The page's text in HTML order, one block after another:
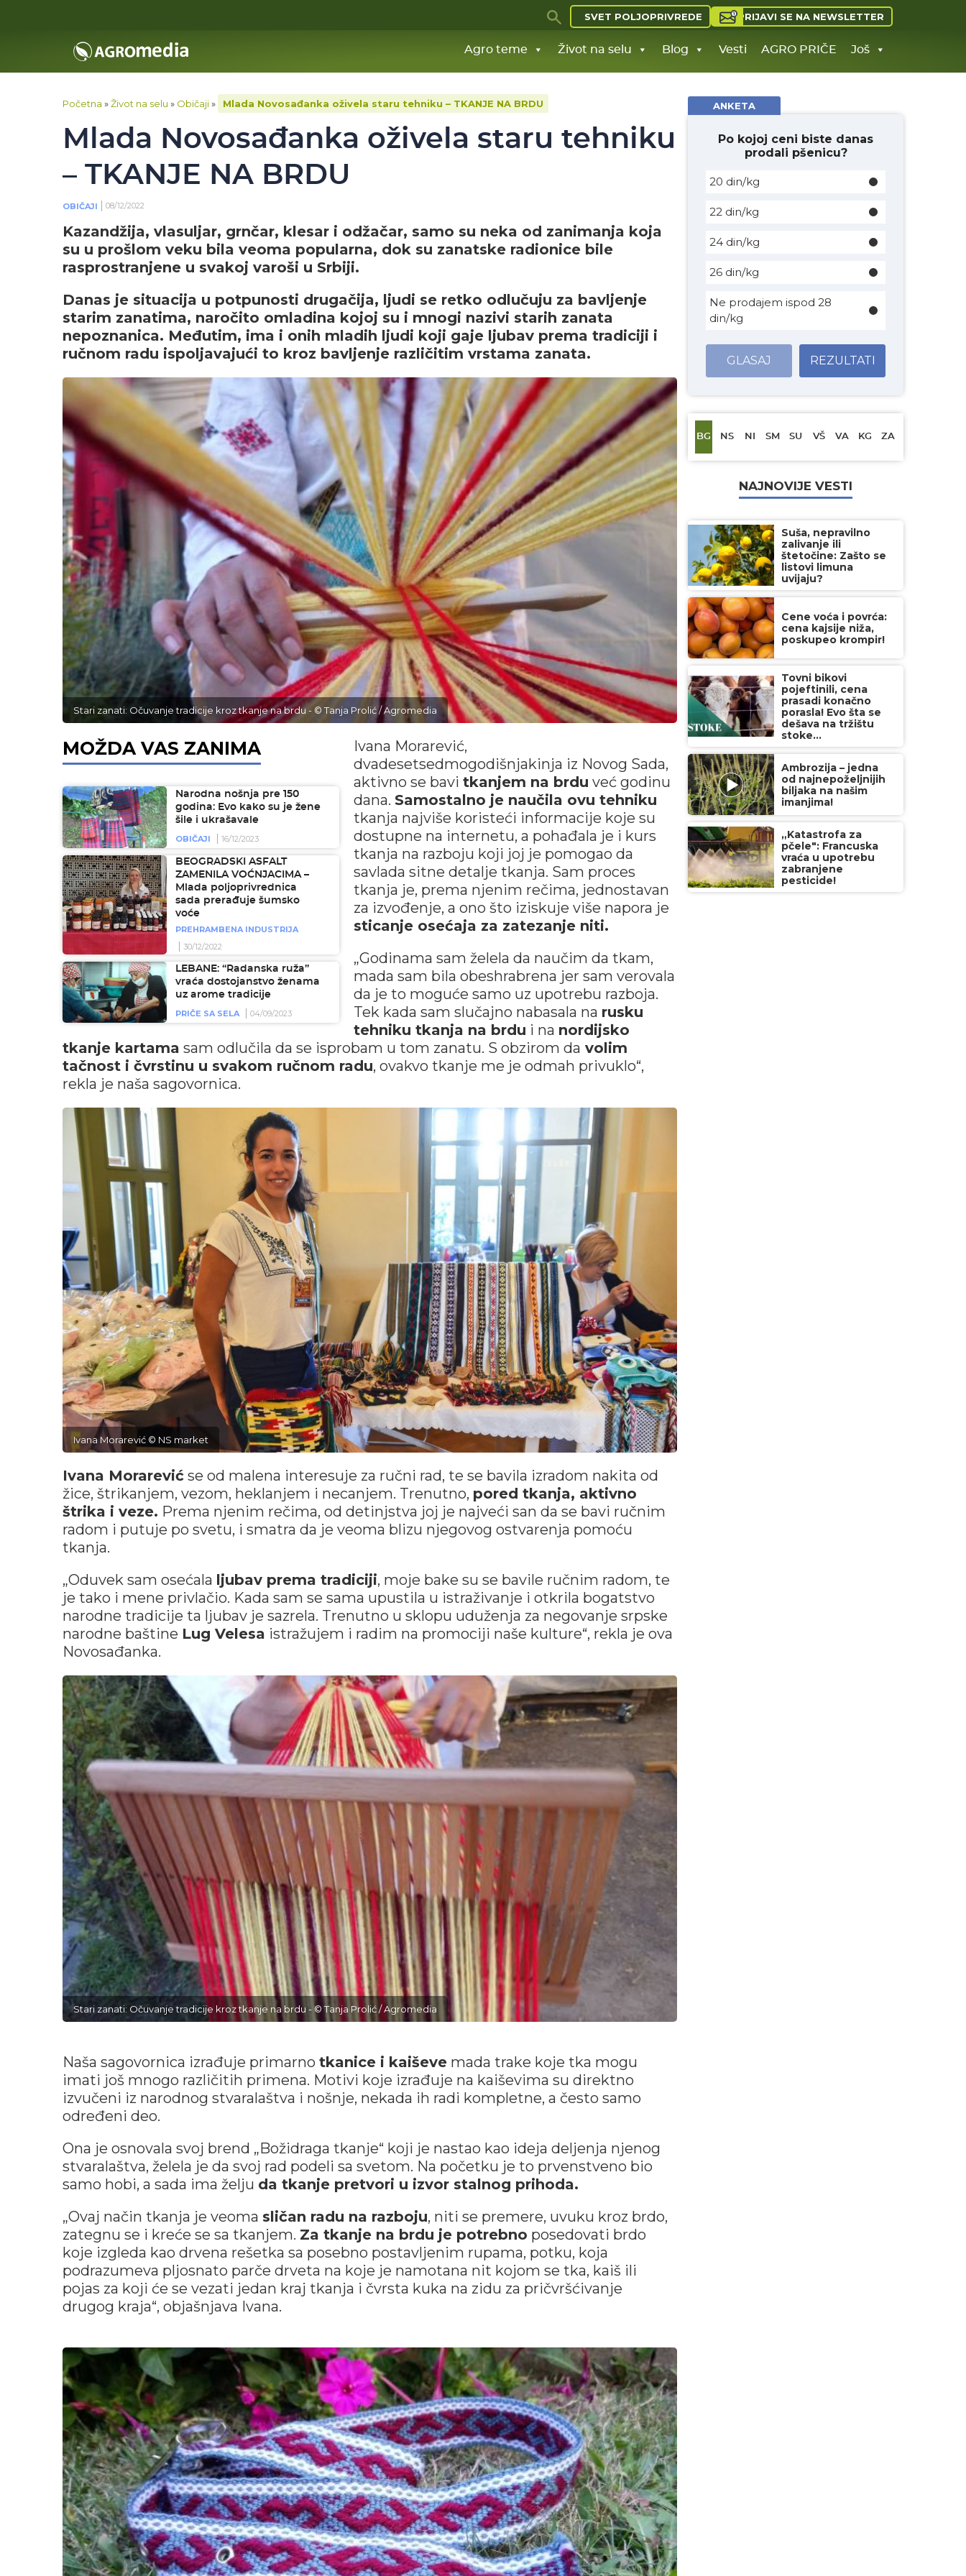
SVET POLJOPRIVREDE PRIJAVI SE NA NEWSLETTER
Agro teme Život na selu Blog Vesti AGRO PRIČE Još
Početna »Život na selu » Običaji» Mlada Novosađanka oživela staru tehniku – TKANJE NA BRDU
Mlada Novosađanka oživela staru tehniku
– TKANJE NA BRDU
OBIČAJI 08/12/2022
Kazandžija, vlasuljar, grnčar, klesar i odžačar, samo su neka od zanimanja koja
su u prošlom veku bila veoma popularna, dok su zanatske radionice bile
rasprostranjene u svakoj varoši u Srbiji.
Danas je situacija u potpunosti drugačija, ljudi se retko odlučuju za bavljenje
starim zanatima, naročito omladina kojoj su i mnogi nazivi starih zanata
nepoznanica. Međutim, ima i onih mladih ljudi koji gaje ljubav prema tradiciji i
ručnom radu ispoljavajući to kroz bavljenje različitim vrstama zanata.
Stari zanati: Očuvanje tradicije kroz tkanje na brdu - © Tanja Prolić / Agromedia
MOŽDA VAS ZANIMA
Narodna nošnja pre 150
godina: Evo kako su je žene
šile i ukrašavale
OBIČAJI
16/12/2023
BEOGRADSKI ASFALT
ZAMENILA VOĆNJACIMA –
Mlada poljoprivrednica
sada prerađuje šumsko
voće
PREHRAMBENA INDUSTRIJA
30/12/2022
LEBANE: “Radanska ruža”
vraća dostojanstvo ženama
uz arome tradicije
PRIČE SA SELA
04/09/2023
Ivana Morarević,
dvadesetsedmogodišnjakinja iz Novog Sada,
aktivno se bavi tkanjem na brdu već godinu
dana. Samostalno je naučila ovu tehniku
tkanja najviše koristeći informacije koje su
dostupne na internetu, a pohađala je i kurs
tkanja na razboju koji joj je pomogao da
savlada sitne detalje tkanja. Sam proces
tkanja je, prema njenim rečima, jednostavan
za izvođenje, a ono što iziskuje više napora je
sticanje osećaja za zatezanje niti.
„Godinama sam želela da naučim da tkam,
mada sam bila obeshrabrena jer sam verovala
da je to moguće samo uz upotrebu razboja.
Tek kada sam slučajno nabasala na rusku
tehniku tkanja na brdu i na nordijsko
tkanje kartama sam odlučila da se isprobam u tom zanatu. S obzirom da volim
tačnost i čvrstinu u svakom ručnom radu, ovakvo tkanje me je odmah privuklo“,
rekla je naša sagovornica.
Ivana Morarević © NS market
Ivana Morarević se od malena interesuje za ručni rad, te se bavila izradom nakita od
žice, štrikanjem, vezom, heklanjem i necanjem. Trenutno, pored tkanja, aktivno
štrika i veze. Prema njenim rečima, od detinjstva joj je najveći san da se bavi ručnim
radom i putuje po svetu, i smatra da je veoma blizu njegovog ostvarenja pomoću
tkanja.
„Oduvek sam osećala ljubav prema tradiciji, moje bake su se bavile ručnim radom, te
je tako i mene privlačio. Kada sam se sama upustila u istraživanje i otkrila bogatstvo
narodne tradicije ta ljubav je sazrela. Trenutno u sklopu uduženja za negovanje srpske
narodne baštine Lug Velesa istražujem i radim na promociji naše kulture“, rekla je ova
Novosađanka.
Stari zanati: Očuvanje tradicije kroz tkanje na brdu - © Tanja Prolić / Agromedia
Naša sagovornica izrađuje primarno tkanice i kaiševe mada trake koje tka mogu
imati još mnogo različitih primena. Motivi koje izrađuje na kaiševima su direktno
izvučeni iz narodnog stvaralaštva i nošnje, nekada ih radi kompletne, a često samo
određeni deo.
Ona je osnovala svoj brend „Božidraga tkanje“ koji je nastao kao ideja deljenja njenog
stvaralaštva, želela je da svoj rad podeli sa svetom. Na početku je to prvenstveno bio
samo hobi, a sada ima želju da tkanje pretvori u izvor stalnog prihoda.
„Ovaj način tkanja je veoma sličan radu na razboju, niti se premere, uvuku kroz brdo,
zategnu se i kreće se sa tkanjem. Za tkanje na brdu je potrebno posedovati brdo
koje izgleda kao drvena rešetka sa posebno postavljenim rupama, potku, koja
podrazumeva pljosnato parče drveta na koje je namotana nit kojom se tka, kaiš ili
pojas za koji će se vezati jedan kraj tkanja i čvrsta kuka na zidu za pričvršćivanje
drugog kraja“, objašnjava Ivana.
ANKETA
Po kojoj ceni biste danas
prodali pšenicu?
20 din/kg
22 din/kg
24 din/kg
26 din/kg
Ne prodajem ispod 28
din/kg
GLASAJ REZULTATI
BG NS NI SM SU VŠ VA KG ZA
NAJNOVIJE VESTI
Suša, nepravilno
zalivanje ili
štetočine: Zašto se
listovi limuna
uvijaju?
Cene voća i povrća:
cena kajsije niža,
poskupeo krompir!
Tovni bikovi
pojeftinili, cena
prasadi konačno
porasla! Evo šta se
dešava na tržištu
stoke...
Ambrozija – jedna
od najnepoželjnijih
biljaka na našim
imanjima!
„Katastrofa za
pčele": Francuska
vraća u upotrebu
zabranjene
pesticide!